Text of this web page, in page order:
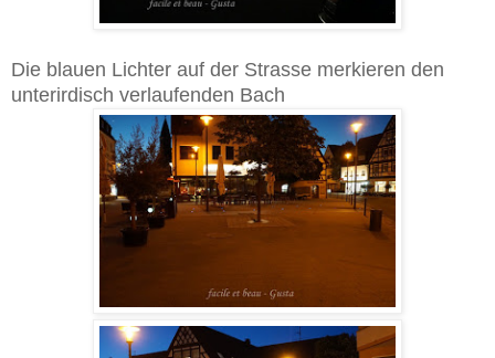
Die blauen Lichter auf der Strasse merkieren den
unterirdisch verlaufenden Bach